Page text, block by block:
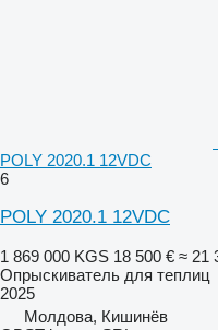
POLY 2020.1 12VDC
6
POLY 2020.1 12VDC
1 869 000 KGS 18 500 € ≈ 21
Опрыскиватель для теплиц
2025
Молдова, Кишинёв